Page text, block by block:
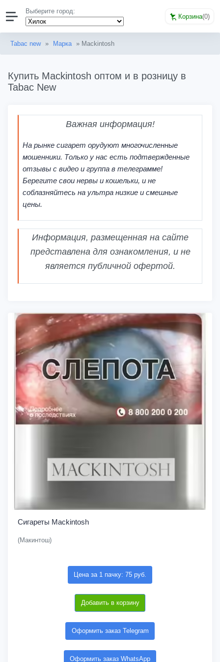
Выберите город:
Корзина(0)
Tabac new » Марка » Mackintosh
Купить Mackintosh оптом и в розницу в
Tabac New
Важная информация!
На рынке сигарет орудуют многочисленные
мошенники. Только у нас есть подтвержденные
отзывы с видео и группа в телеграмме!
Берегите свои нервы и кошельки, и не
соблазняйтесь на ультра низкие и смешные
цены.
Информация, размещенная на сайте
представлена для ознакомления, и не
является публичной офертой.
Сигареты Mackintosh
(Макинтош)
Цена за 1 пачку: 75 руб.
Добавить в корзину
Оформить заказ Telegram
Оформить заказ WhatsApp